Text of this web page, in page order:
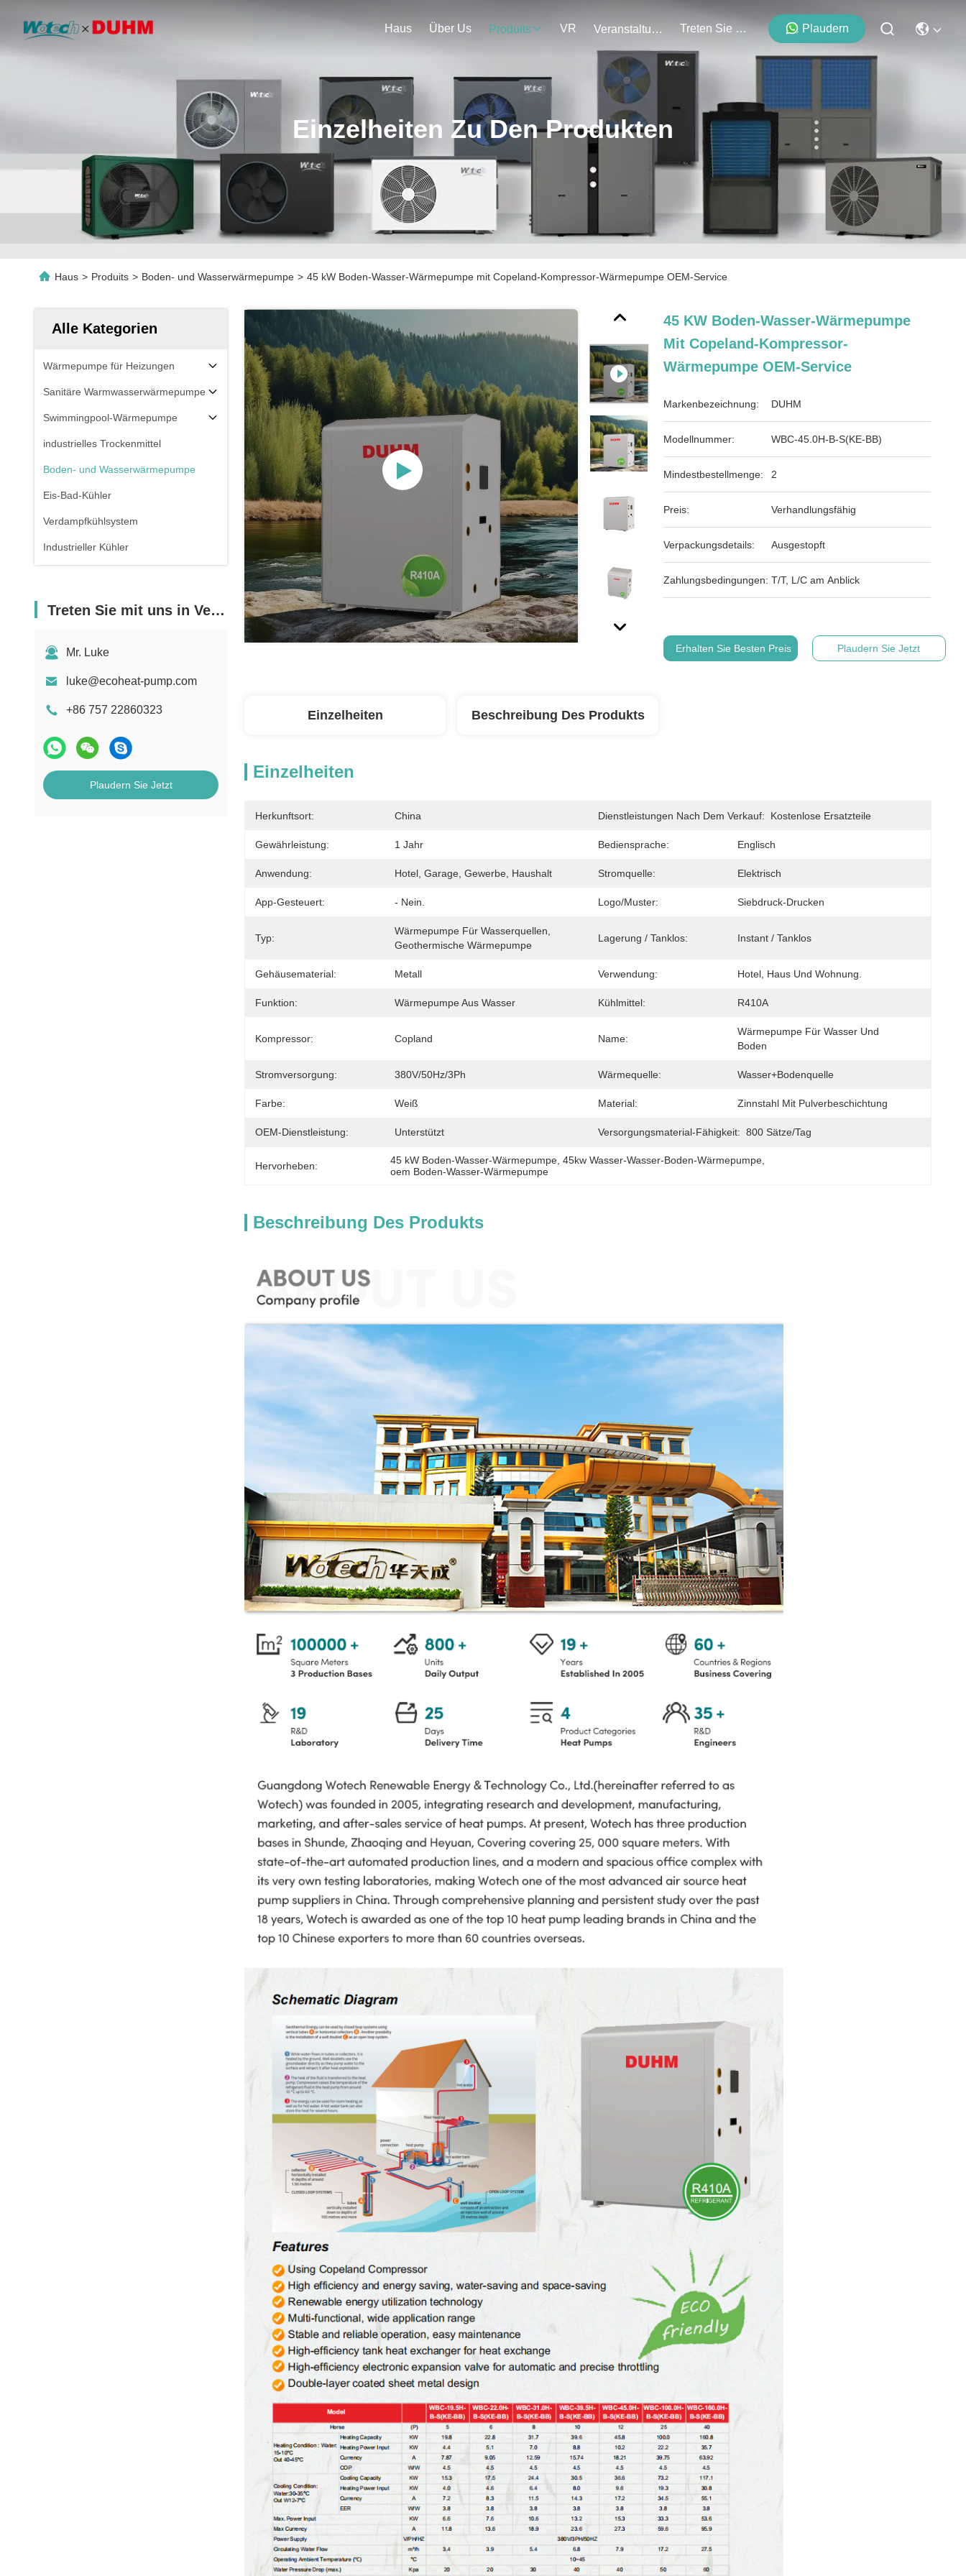
Haus Über Us Produits VR Veranstaltungen Treten Sie Mit Uns In Verbindung Plaudern
Einzelheiten Zu Den Produkten
Haus > Produits > Boden- und Wasserwärmepumpe > 45 kW Boden-Wasser-Wärmepumpe mit Copeland-Kompressor-Wärmepumpe OEM-Service
Alle Kategorien
Wärmepumpe für Heizungen
Sanitäre Warmwasserwärmepumpe
Swimmingpool-Wärmepumpe
industrielles Trockenmittel
Boden- und Wasserwärmepumpe
Eis-Bad-Kühler
Verdampfkühlsystem
Industrieller Kühler
Treten Sie mit uns in Verbindung
Mr. Luke
luke@ecoheat-pump.com
+86 757 22860323
Plaudern Sie Jetzt
45 KW Boden-Wasser-Wärmepumpe
Mit Copeland-Kompressor-
Wärmepumpe OEM-Service
Markenbezeichnung: DUHM
Modellnummer: WBC-45.0H-B-S(KE-BB)
Mindestbestellmenge: 2
Preis: Verhandlungsfähig
Verpackungsdetails: Ausgestopft
Zahlungsbedingungen: T/T, L/C am Anblick
Erhalten Sie Besten Preis Plaudern Sie Jetzt
Einzelheiten Beschreibung Des Produkts
Einzelheiten
Herkunftsort: China Dienstleistungen Nach Dem Verkauf: Kostenlose Ersatzteile
Gewährleistung: 1 Jahr Bediensprache: Englisch
Anwendung: Hotel, Garage, Gewerbe, Haushalt Stromquelle: Elektrisch
App-Gesteuert: - Nein. Logo/Muster: Siebdruck-Drucken
Typ:
Wärmepumpe Für Wasserquellen,
Geothermische Wärmepumpe
Lagerung / Tanklos: Instant / Tanklos
Gehäusematerial: Metall Verwendung: Hotel, Haus Und Wohnung.
Funktion: Wärmepumpe Aus Wasser Kühlmittel: R410A
Kompressor: Copland Name:
Wärmepumpe Für Wasser Und
Boden
Stromversorgung: 380V/50Hz/3Ph Wärmequelle: Wasser+Bodenquelle
Farbe: Weiß Material: Zinnstahl Mit Pulverbeschichtung
OEM-Dienstleistung: Unterstützt Versorgungsmaterial-Fähigkeit: 800 Sätze/Tag
Hervorheben: 45 kW Boden-Wasser-Wärmepumpe , 45kw Wasser-Wasser-Boden-Wärmepumpe
oem Boden-Wasser-Wärmepumpe
Beschreibung Des Produkts